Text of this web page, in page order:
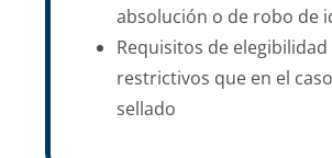
absolución o de robo de
Requisitos de elegibilidad
restrictivos que en el
sellado